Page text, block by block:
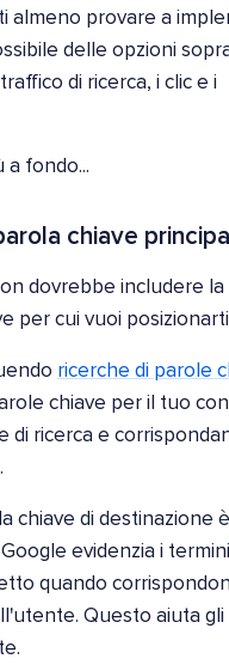
almeno provare a
delle opzioni
di ricerca, i clic e i
a fondo...
chiave
dovrebbe includere la
per cui vuoi
ricerche di parole
chiave per il tuo
di ricerca e
chiave di destinazione
evidenzia i
quando
Questo aiuta